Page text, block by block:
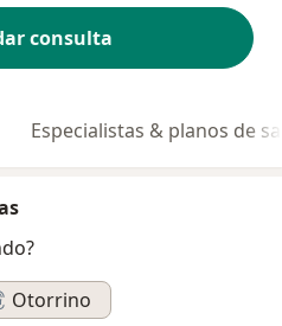
consulta
Especialistas & planos de
Otorrino